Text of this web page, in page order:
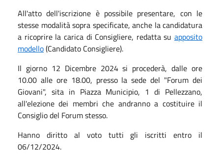
All'atto dell'iscrizione è possibile presentare, con le
stesse modalità sopra specificate, anche la candidatura
a ricoprire la carica di Consigliere, redatta su apposito
modello(Candidato Consigliere).
Il giorno 12 Dicembre 2024 si procederà, dalle ore
10.00 alle ore 18.00, presso la sede del "Forum dei
Giovani", sita in Piazza Municipio, 1 di Pellezzano,
all'elezione dei membri che andranno a costituire il
Consiglio del Forum stesso.
Hanno diritto al voto tutti gli iscritti entro il
06/12/2024.